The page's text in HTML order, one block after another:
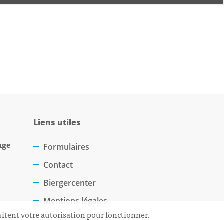
Liens utiles
Formulaires
Contact
Biergercenter
Mentions légales
votre autorisation pour fonctionner.